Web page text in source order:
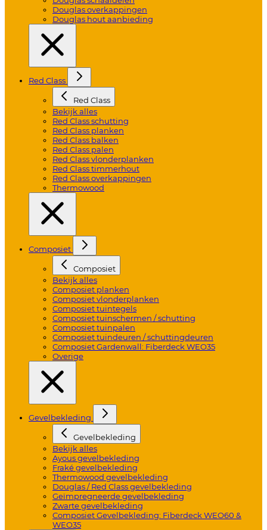
Douglas overkappingen
Douglas hout aanbieding
Red Class
Red Class
Bekijk alles
Red Class schutting
Red Class planken
Red Class balken
Red Class palen
Red Class vlonderplanken
Red Class timmerhout
Red Class overkappingen
Thermowood
Composiet
Composiet
Bekijk alles
Composiet planken
Composiet vlonderplanken
Composiet tuintegels
Composiet tuinschermen / schutting
Composiet tuinpalen
Composiet tuindeuren / schuttingdeuren
Composiet Gardenwall: Fiberdeck WEO35
Overige
Gevelbekleding
Gevelbekleding
Bekijk alles
Ayous gevelbekleding
Fraké gevelbekleding
Thermowood gevelbekleding
Douglas / Red Class gevelbekleding
Geïmpregneerde gevelbekleding
Zwarte gevelbekleding
Composiet Gevelbekleding: Fiberdeck WEO60 &
WEO35